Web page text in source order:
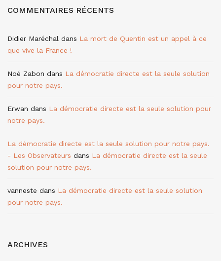
COMMENTAIRES RÉCENTS
Didier Maréchal dans La mort de Quentin est un appel à ce
que vive la France !
Noé Zabon dans La démocratie directe est la seule solution
pour notre pays.
Erwan dans La démocratie directe est la seule solution pour
notre pays.
La démocratie directe est la seule solution pour notre pays.
- Les Observateurs dans La démocratie directe est la seule
solution pour notre pays.
vanneste dans La démocratie directe est la seule solution
pour notre pays.
ARCHIVES